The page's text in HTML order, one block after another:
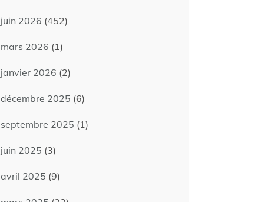
juin 2026 (452)
mars 2026 (1)
janvier 2026 (2)
décembre 2025 (6)
septembre 2025 (1)
juin 2025 (3)
avril 2025 (9)